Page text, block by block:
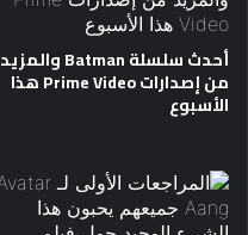
أحدث سلسلة Batman والمزيد
من إصدارات Prime Video هذا
الأسبوع